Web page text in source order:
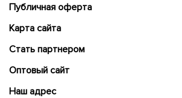
Публичная оферта
Карта сайта
Cтать партнером
Оптовый сайт
Наш адрес